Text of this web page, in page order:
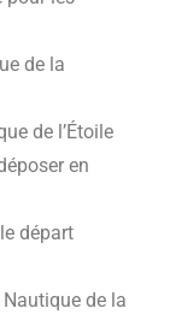
de la
de l’Étoile
en
départ
de la